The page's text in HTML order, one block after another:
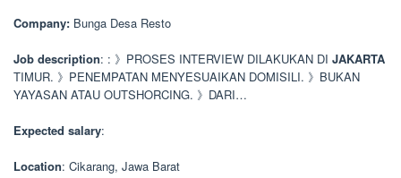
Company: Bunga Desa Resto
Job description: : 》PROSES INTERVIEW DILAKUKAN DI JAKARTA
TIMUR. 》PENEMPATAN MENYESUAIKAN DOMISILI. 》BUKAN
YAYASAN ATAU OUTSHORCING. 》DARI…
Expected salary:
Location: Cikarang, Jawa Barat